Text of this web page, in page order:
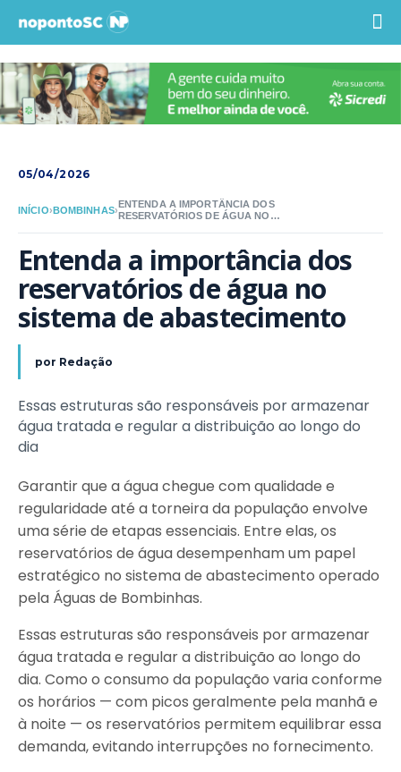
05/04/2026
INÍCIO›BOMBINHAS›
ENTENDA A IMPORTÂNCIA DOS
RESERVATÓRIOS DE ÁGUA NO
Entenda a importância dos
reservatórios de água no
sistema de abastecimento
por Redação
Essas estruturas são responsáveis por armazenar
água tratada e regular a distribuição ao longo do
dia
Garantir que a água chegue com qualidade e
regularidade até a torneira da população envolve
uma série de etapas essenciais. Entre elas, os
reservatórios de água desempenham um papel
estratégico no sistema de abastecimento operado
pela Águas de Bombinhas.
Essas estruturas são responsáveis por armazenar
água tratada e regular a distribuição ao longo do
dia. Como o consumo da população varia conforme
os horários — com picos geralmente pela manhã e
à noite — os reservatórios permitem equilibrar essa
demanda, evitando interrupções no fornecimento.